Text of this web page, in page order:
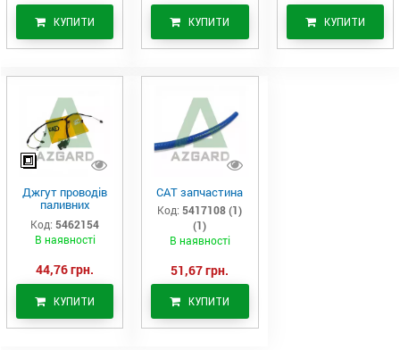
КУПИТИ КУПИТИ КУПИТИ
Джгут проводів
паливних
форсунок CAT
C7/C9 (546-2154)
Код: 5462154
В наявності
44,76 грн.
КУПИТИ
САТ запчастина
Код: 5417108 (1)
(1)
В наявності
51,67 грн.
КУПИТИ